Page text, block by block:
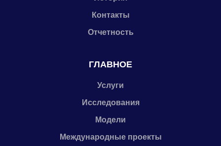
Контакты
Отчетность
ГЛАВНОЕ
Услуги
Исследования
Модели
Международные проекты